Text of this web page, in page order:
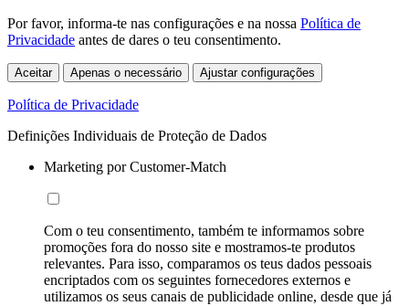
Por favor, informa-te nas configurações e na nossa Política de
Privacidade antes de dares o teu consentimento.
Aceitar Apenas o necessário Ajustar configurações
Política de Privacidade
Definições Individuais de Proteção de Dados
Marketing por Customer-Match
Com o teu consentimento, também te informamos sobre
promoções fora do nosso site e mostramos-te produtos
relevantes. Para isso, comparamos os teus dados pessoais
encriptados com os seguintes fornecedores externos e
utilizamos os seus canais de publicidade online, desde que já